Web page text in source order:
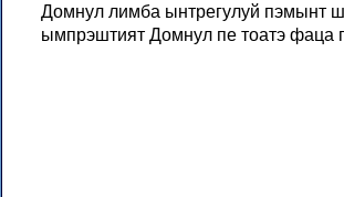
Домнул лимба ынтрегулуй пэмынт
ымпрэштият Домнул пе тоатэ фаца